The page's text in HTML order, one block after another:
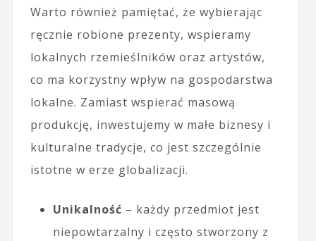
Warto również pamiętać, że wybierając
ręcznie robione prezenty, wspieramy
lokalnych rzemieślników oraz artystów,
co ma korzystny wpływ na gospodarstwa
lokalne. Zamiast wspierać masową
produkcję, inwestujemy w małe biznesy i
kulturalne tradycje, co jest szczególnie
istotne w erze globalizacji.
Unikalność – każdy przedmiot jest
niepowtarzalny i często stworzony z